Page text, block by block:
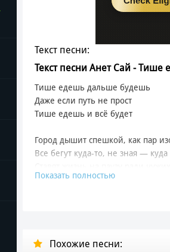
Текст песни:
Текст песни Анет Сай -
Тише едешь дальше будешь
Даже если путь не прост
Тише едешь и всё будет
Город дышит спешкой, как пар
Все бегут куда-то, не зная — куда
А счастье молчит, не оставив след
Кто умеет ждать — тот встречает
Показать полностью
Похожие песни: